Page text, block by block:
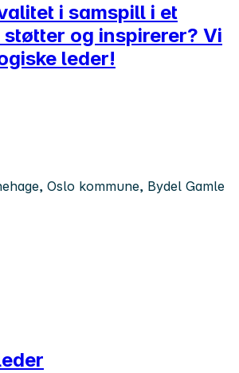
i samspill i et
og inspirerer? Vi
leder!
Oslo kommune, Bydel Gamle